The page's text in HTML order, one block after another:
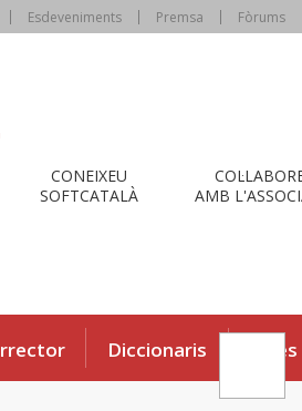
Esdeveniments Premsa Fòrums
CONEIXEU
SOFTCATALÀ
AMB
Diccionaris Eines